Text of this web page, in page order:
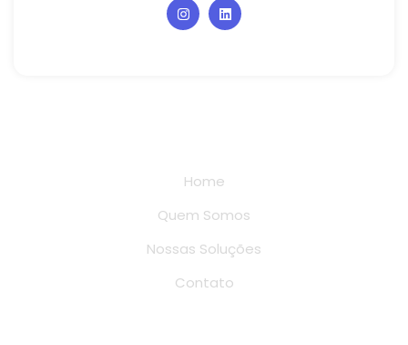
Home
Quem Somos
Nossas Soluções
Contato